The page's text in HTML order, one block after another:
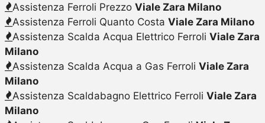
Assistenza Ferroli Prezzo Viale Zara Milano
Assistenza Ferroli Quanto Costa Viale Zara Milano
Assistenza Scalda Acqua Elettrico Ferroli Viale Zara
Milano
Assistenza Scalda Acqua a Gas Ferroli Viale Zara
Milano
Assistenza Scaldabagno Elettrico Ferroli Viale Zara
Milano